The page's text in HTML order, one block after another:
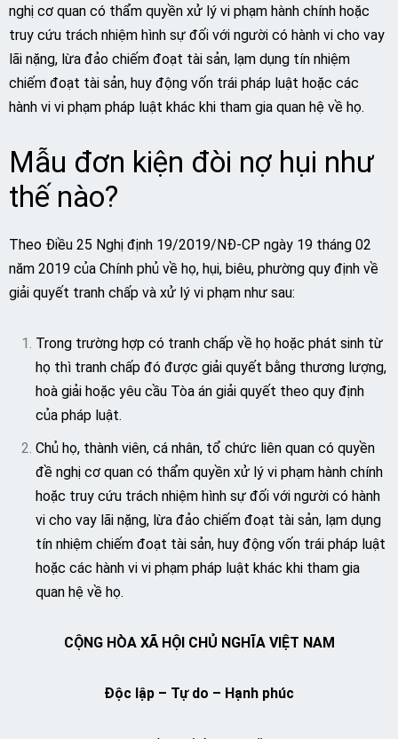
nghị cơ quan có thẩm quyền xử lý vi phạm hành chính hoặc
truy cứu trách nhiệm hình sự đối với người có hành vi cho vay
lãi nặng, lừa đảo chiếm đoạt tài sản, lạm dụng tín nhiệm
chiếm đoạt tài sản, huy động vốn trái pháp luật hoặc các
hành vi vi phạm pháp luật khác khi tham gia quan hệ về họ.
Mẫu đơn kiện đòi nợ hụi như
thế nào?
Theo Điều 25 Nghị định 19/2019/NĐ-CP ngày 19 tháng 02
năm 2019 của Chính phủ về họ, hụi, biêu, phường quy định về
giải quyết tranh chấp và xử lý vi phạm như sau:
Trong trường hợp có tranh chấp về họ hoặc phát sinh từ
họ thì tranh chấp đó được giải quyết bằng thương lượng,
hoà giải hoặc yêu cầu Tòa án giải quyết theo quy định
của pháp luật.
Chủ họ, thành viên, cá nhân, tổ chức liên quan có quyền
đề nghị cơ quan có thẩm quyền xử lý vi phạm hành chính
hoặc truy cứu trách nhiệm hình sự đối với người có hành
vi cho vay lãi nặng, lừa đảo chiếm đoạt tài sản, lạm dụng
tín nhiệm chiếm đoạt tài sản, huy động vốn trái pháp luật
hoặc các hành vi vi phạm pháp luật khác khi tham gia
quan hệ về họ.
CỘNG HÒA XÃ HỘI CHỦ NGHĨA VIỆT NAM
Độc lập – Tự do – Hạnh phúc